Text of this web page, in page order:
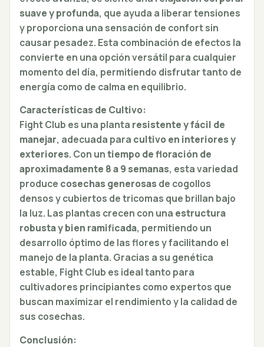
suave y profunda, que ayuda a liberar tensiones
y proporciona una sensación de confort sin
causar pesadez. Esta combinación de efectos la
convierte en una opción versátil para cualquier
momento del día, permitiendo disfrutar tanto de
energía como de calma en equilibrio.
Características de Cultivo:
Fight Club es una planta resistente y fácil de
manejar, adecuada para cultivo en interiores y
exteriores. Con untiempo de floración de
aproximadamente 8 a 9 semanas, esta variedad
produce cosechas generosasde cogollos
densos y cubiertos de tricomas que brillan bajo
la luz. Las plantas crecen con una estructura
robusta y bien ramificada, permitiendo un
desarrollo óptimo de las flores y facilitando el
manejo de la planta. Gracias a su genética
estable, Fight Club es ideal tanto para
cultivadores principiantes como expertos que
buscan maximizar el rendimiento y la calidad de
sus cosechas.
Conclusión: